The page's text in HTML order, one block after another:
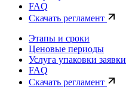
FAQ
Скачать регламент
Этапы и сроки
Ценовые периоды
Услуга упаковки заявки
FAQ
Скачать регламент